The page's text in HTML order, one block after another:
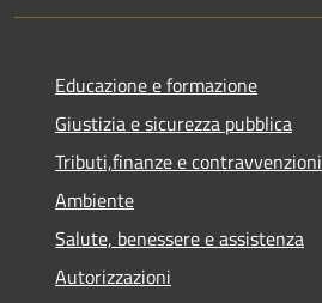
Educazione e formazione
Giustizia e sicurezza pubblica
Tributi,finanze e contravvenzioni
Ambiente
Salute, benessere e assistenza
Autorizzazioni